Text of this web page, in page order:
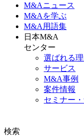
M&Aニュース
M&Aを学ぶ
M&A 用語集
日本M&A
センター
選ばれる
サービス
M&A事例
案件情報
セミナー
検索